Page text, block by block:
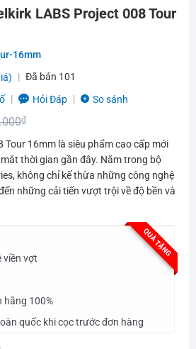
LABS Project 008 Tour
16mm
Đã bán 101
Hỏi Đáp So sánh
₫
Tour 16mm là siêu phẩm cao cấp mới
thời gian gần đây. Nằm trong bộ
không chỉ kế thừa những công nghệ
những cải tiến vượt trội về độ bền và
QUÀ TẶNG
viền vợt
hãng 100%
quốc khi cọc trước đơn hàng